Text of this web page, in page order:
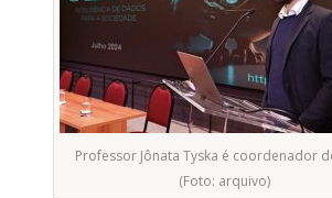
Professor Jônata Tyska é coordenador
(Foto: arquivo)